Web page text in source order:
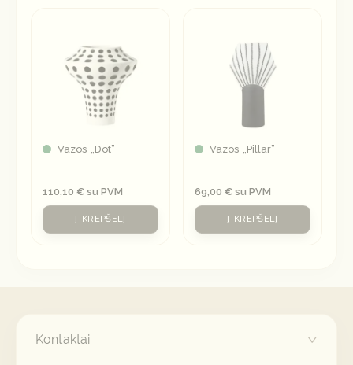
Vazos „Dot”
110,10 € su PVM
Į KREPŠELĮ
Vazos „Pillar”
69,00 € su PVM
Į KREPŠELĮ
Kontaktai